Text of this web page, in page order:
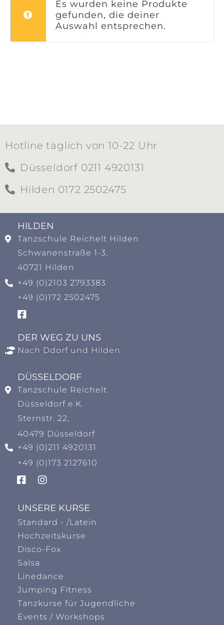
Es wurden keine Produkte
gefunden, die deiner
Auswahl entsprechen.
Hotline täglich von 10-22 Uhr
Düsseldorf 0211 4920131
Hilden 0172 2502475
HILDEN​
Tanzschule Reichelt Hilden
Schwanenstraße 1-3,
40721 Hilden
+49 (0)2103 2793383
+49 (0)172 2502475
DER WEG ZU UNS
Nach Ddorf und Hilden
DÜSSELDORF
Tanzschule Reichelt
Düsseldorf e.K.
Sternstr. 22,
40479 Düsseldorf
+49 (0)211 4920131
+49 (0)173 2127610
UNSERE KURSE
Standard - /Latein
Hochzeitskurse
Disco-Fox
Salsa
Linedance
Jumping Fitness
Tanzkurse für Jugendliche
Events / Workshops